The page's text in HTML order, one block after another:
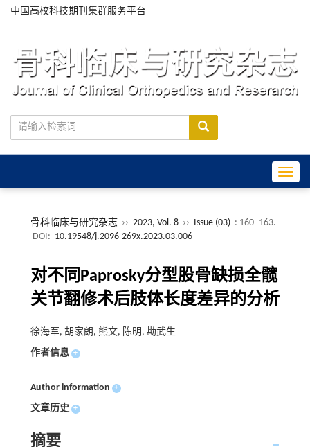
中国高校科技期刊集群服务平台
骨科临床与研究杂志 ›› 2023, Vol. 8 ›› Issue (03) : 160 -163.
DOI: 10.19548/j.2096-269x.2023.03.006
对不同Paprosky分型股骨缺损全髋
关节翻修术后肢体长度差异的分析
徐海军, 胡家朗, 熊文, 陈明, 勘武生
作者信息 +
Author information +
文章历史 +
摘要